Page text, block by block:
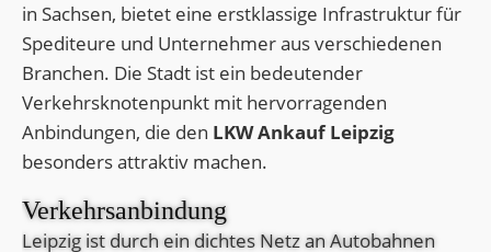
in Sachsen, bietet eine erstklassige Infrastruktur für
Spediteure und Unternehmer aus verschiedenen
Branchen. Die Stadt ist ein bedeutender
Verkehrsknotenpunkt mit hervorragenden
Anbindungen, die den LKW Ankauf Leipzig
besonders attraktiv machen.
Verkehrsanbindung
Leipzig ist durch ein dichtes Netz an Autobahnen